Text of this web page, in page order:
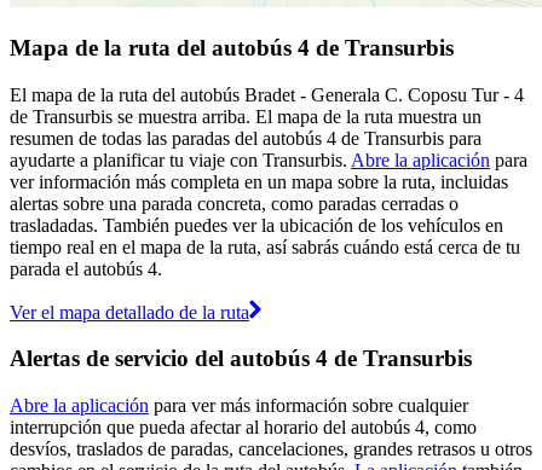
Mapa de la ruta del autobús 4 de Transurbis
El mapa de la ruta del autobús Bradet - Generala C. Coposu Tur - 4
de Transurbis se muestra arriba. El mapa de la ruta muestra un
resumen de todas las paradas del autobús 4 de Transurbis para
ayudarte a planificar tu viaje con Transurbis. Abre la aplicación para
ver información más completa en un mapa sobre la ruta, incluidas
alertas sobre una parada concreta, como paradas cerradas o
trasladadas. También puedes ver la ubicación de los vehículos en
tiempo real en el mapa de la ruta, así sabrás cuándo está cerca de tu
parada el autobús 4.
Ver el mapa detallado de la ruta
Alertas de servicio del autobús 4 de Transurbis
Abre la aplicación para ver más información sobre cualquier
interrupción que pueda afectar al horario del autobús 4, como
desvíos, traslados de paradas, cancelaciones, grandes retrasos u otros